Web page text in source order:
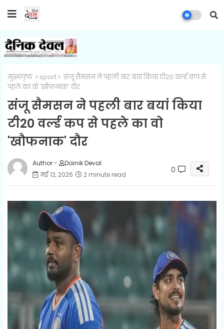
मुख्यपृष्ठ sport
संजू सैमसन ने पहली बार बयां किया टी20 वर्ल्ड कप से
पहले का वो 'खौफनाक' दौर
संजू सैमसन ने पहली बार बयां किया
टी20 वर्ल्ड कप से पहले का वो
'खौफनाक' दौर
Author -
Dainik Deval
मई 12, 2026
2 minute read 0